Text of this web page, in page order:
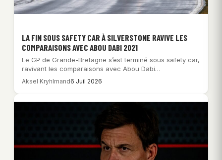
LA FIN SOUS SAFETY CAR À SILVERSTONE RAVIVE LES
COMPARAISONS AVEC ABOU DABI 2021
Le GP de Grande-Bretagne s’est terminé sous safety car,
ravivant les comparaisons avec Abou Dabi…
Aksel Kryhlmand6 Juil 2026